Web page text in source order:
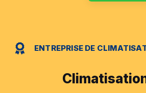
ENTREPRISE DE